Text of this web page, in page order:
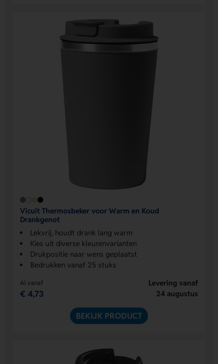
Vicuit Thermosbeker voor Warm en Koud
Drankgenot
Lekvrij, houdt drank lang warm
Kies uit diverse kleurenvarianten
Drukpositie naar wens geplaatst
Bedrukken vanaf 25 stuks
Al vanaf
€ 4,73
Levering vanaf
24 augustus
BEKIJK PRODUCT